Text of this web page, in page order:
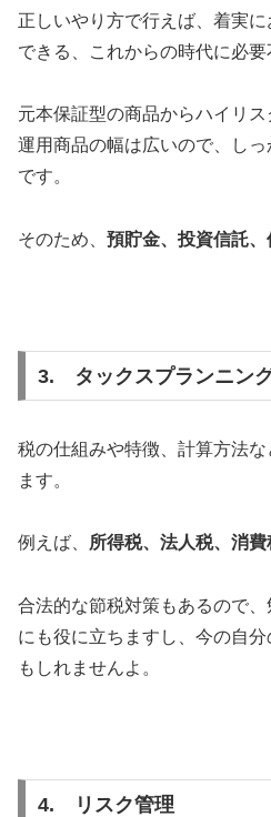
正しいやり方で行えば、着実
できる、これからの時代に必要
元本保証型の商品からハイリ
運用商品の幅は広いので、し
です。
そのため、 預貯金、投資信託、
3. タックスプランニン
税の仕組みや特徴、計算方法
ます。
例えば、 所得税、法人税、消費
合法的な節税対策もあるので
にも役に立ちますし、今の自
もしれませんよ。
4. リスク管理